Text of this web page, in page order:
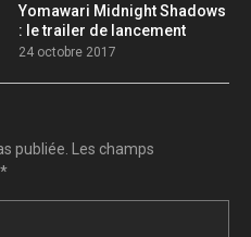
Yomawari Midnight Shadows
: le trailer de lancement
24 octobre 2017
publiée.
Les champs
*